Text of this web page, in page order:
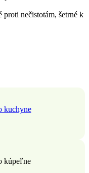
proti nečistotám, šetrné k